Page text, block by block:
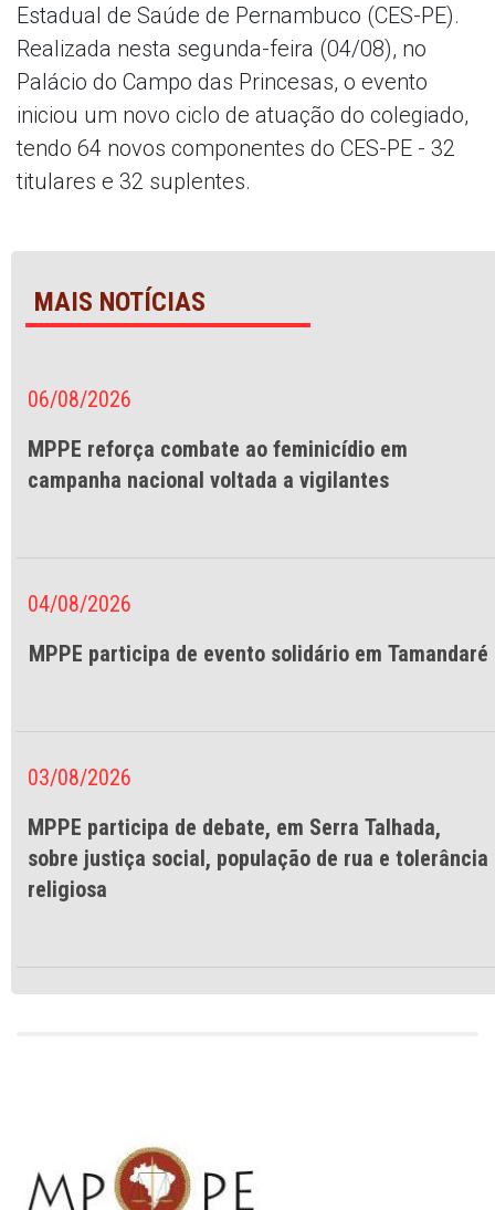
Estadual de Saúde de Pernambuco (CES-PE).
Realizada nesta segunda-feira (04/08), no
Palácio do Campo das Princesas, o evento
iniciou um novo ciclo de atuação do colegiado,
tendo 64 novos componentes do CES-PE - 32
titulares e 32 suplentes.
MAIS NOTÍCIAS
06/08/2026
MPPE reforça combate ao feminicídio em
campanha nacional voltada a vigilantes
04/08/2026
MPPE participa de evento solidário em Tamandaré
03/08/2026
MPPE participa de debate, em Serra Talhada,
sobre justiça social, população de rua e tolerância
religiosa